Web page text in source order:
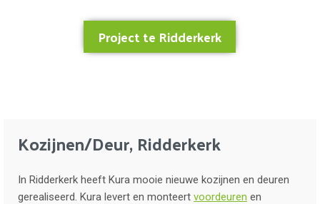
Project te Ridderkerk
Kozijnen/Deur, Ridderkerk
In Ridderkerk heeft Kura mooie nieuwe kozijnen en deuren
gerealiseerd. Kura levert en monteert voordeuren en